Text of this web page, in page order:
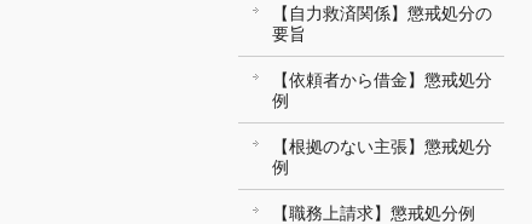
【自力救済関係】懲戒処分の
要旨
【依頼者から借金】懲戒処分
例
【根拠のない主張】懲戒処分
例
【職務上請求】懲戒処分例